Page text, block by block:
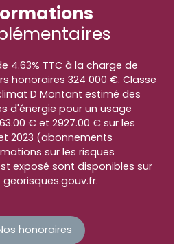
4.63% TTC à la charge de
honoraires 324 000 €. Classe
D Montant estimé des
d'énergie pour un usage
€ et 2927.00 € sur les
2023 (abonnements
sur les risques
exposé sont disponibles sur
georisques.gouv.fr.
honoraires